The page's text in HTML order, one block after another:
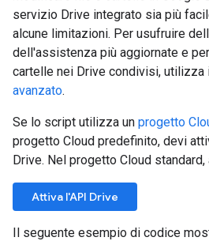
servizio Drive integrato sia più
alcune limitazioni. Per usufruire
dell'assistenza più aggiornate e
cartelle nei Drive condivisi, utilizza
avanzato.
Se lo script utilizza un progetto
progetto Cloud predefinito, devi
Drive. Nel progetto Cloud
Attiva l'API Drive
Il seguente esempio di codice